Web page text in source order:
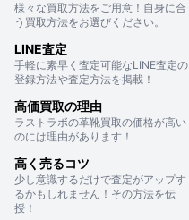
様々な買取方法をご用意！自身に合
う買取方法をお選びください。
LINE査定
手軽に素早く査定可能なLINE査定の
登録方法や査定方法を掲載！
高価買取の理由
ラストラボの革靴買取の価格が高い
のには理由があります！
高く売るコツ
少し意識するだけで査定がアップす
るかもしれません！その方法を伝
授！